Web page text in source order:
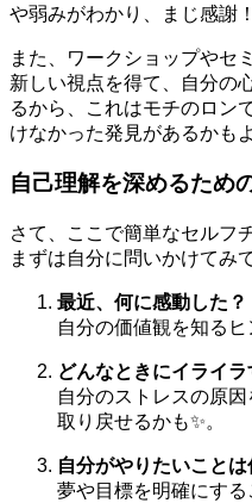
や弱みがわかり、まじ感謝
また、ワークショップやセ
新しい視点を得て、自分の
るから、これはモチのロン
けなかった発見があるかもよ
自己理解を深めるため
さて、ここで簡単なセルフ
まずは自分に問いかけてみ
最近、何に感動した？
自分の価値観を知るヒ
どんなときにイライラ
自分のストレスの原
取り戻せるかも✨。
自分がやりたいことは
夢や目標を明確にす